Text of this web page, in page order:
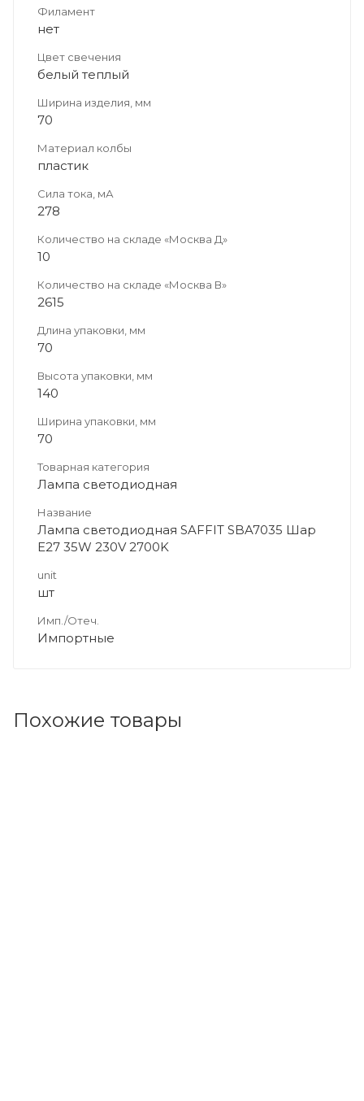
Филамент
нет
Цвет свечения
белый теплый
Ширина изделия, мм
70
Материал колбы
пластик
Сила тока, мА
278
Количество на складе «Москва Д»
10
Количество на складе «Москва В»
2615
Длина упаковки, мм
70
Высота упаковки, мм
140
Ширина упаковки, мм
70
Товарная категория
Лампа светодиодная
Название
Лампа светодиодная SAFFIT SBA7035 Шар
E27 35W 230V 2700K
unit
шт
Имп./Отеч.
Импортные
Похожие товары